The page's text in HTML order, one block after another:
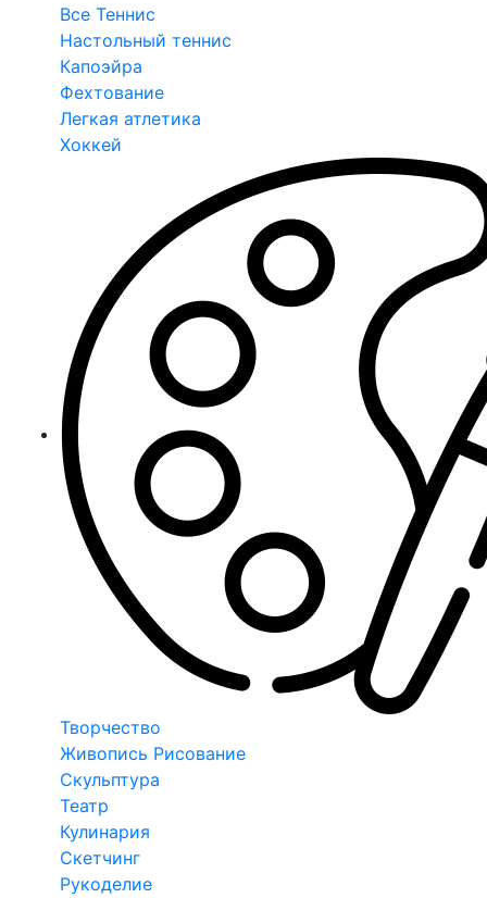
Все Теннис
Настольный теннис
Капоэйра
Фехтование
Легкая атлетика
Хоккей
Творчество
Живопись Рисование
Скульптура
Театр
Кулинария
Скетчинг
Рукоделие